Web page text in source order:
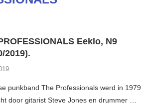
Eeklo, N9
2019).
punkband The Professionals werd in 1979
door gitarist Steve Jones en drummer …